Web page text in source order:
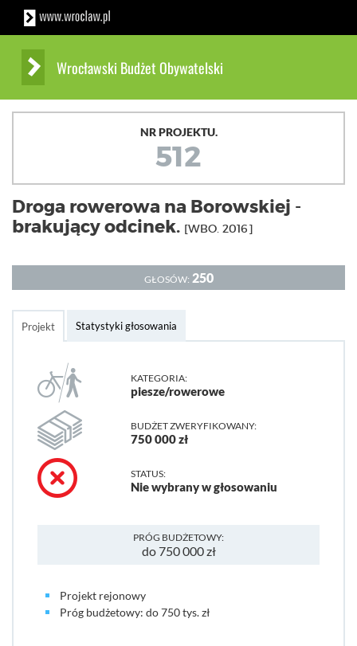
Wrocławski Budżet Obywatelski
NR PROJEKTU.
512
Droga rowerowa na Borowskiej -
brakujący odcinek. [WBO. 2016]
GŁOSÓW: 250
Projekt Statystyki głosowania
KATEGORIA:
piesze/rowerowe
BUDŻET ZWERYFIKOWANY:
750 000 zł
STATUS:
Nie wybrany w głosowaniu
PRÓG BUDŻETOWY:
do 750 000 zł
Projekt rejonowy
Próg budżetowy: do 750 tys. zł